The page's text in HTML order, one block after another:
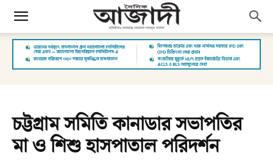
চট্টগ্রাম সমিতি কানাডার সভাপতির
মা ও শিশু হাসপাতাল পরিদর্শন